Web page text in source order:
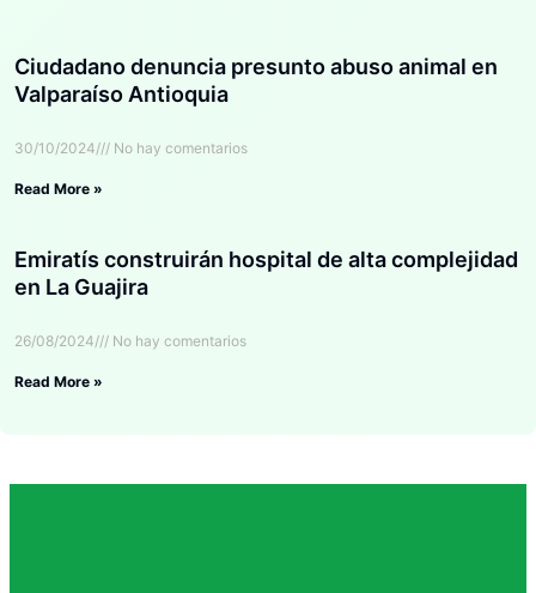
Ciudadano denuncia presunto abuso animal en
Valparaíso Antioquia
30/10/2024 No hay comentarios
Read More »
Emiratís construirán hospital de alta complejidad
en La Guajira
26/08/2024 No hay comentarios
Read More »